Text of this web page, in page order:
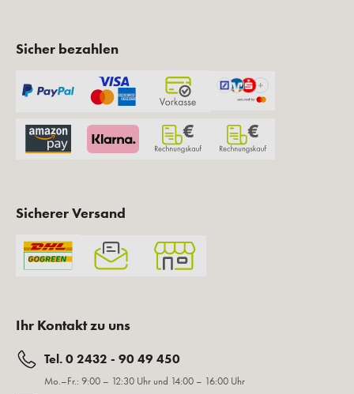
Sicher bezahlen
Sicherer Versand
Ihr Kontakt zu uns
Tel. 0 2432 - 90 49 450
Mo.–Fr.: 9:00 – 12:30 Uhr und 14:00 – 16:00 Uhr